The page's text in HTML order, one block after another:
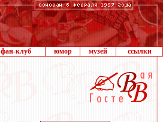
фан-клуб юмор музей ссылки